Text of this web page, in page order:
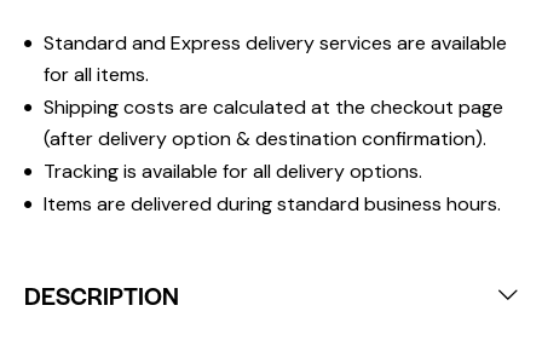
Standard and Express delivery services are available
for all items.
Shipping costs are calculated at the checkout page
(after delivery option & destination confirmation).
Tracking is available for all delivery options.
Items are delivered during standard business hours.
DESCRIPTION